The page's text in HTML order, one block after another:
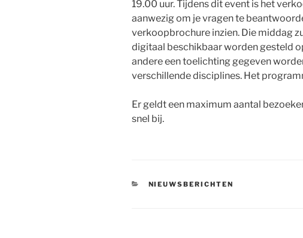
19.00 uur. Tijdens dit event is het
aanwezig om je vragen te
verkoopbrochure inzien. Die middag
digitaal beschikbaar worden gesteld
andere een toelichting gegeven
verschillende disciplines. Het
Er geldt een maximum aantal
snel bij.
CATEGORIEËN
NIEUWSBERICHTEN